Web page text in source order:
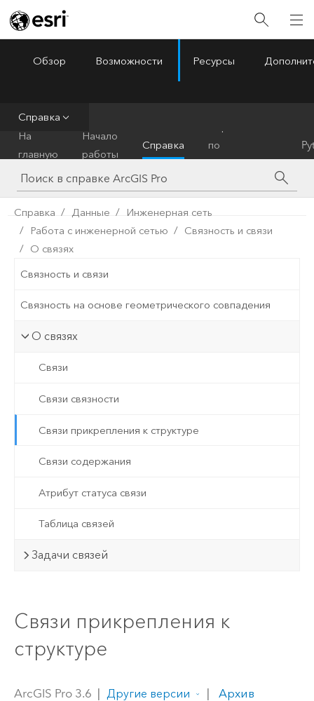
ArcGIS Pro
Обзор Возможности Ресурсы
Справка
На
главную
Начало
работы
Справка
по
инструментам
Справка Данные
Инженерная сеть
Работа с инженерной сетью
Связность и связи
О связях
Связность и связи
Связность на основе геометрического совпадения
О связях
Связи
Связи связности
Связи прикрепления к структуре
Связи содержания
Атрибут статуса связи
Таблица связей
Задачи связей
Связи прикрепления к
структуре
ArcGIS Pro 3.6 | Другие версии |
Архив